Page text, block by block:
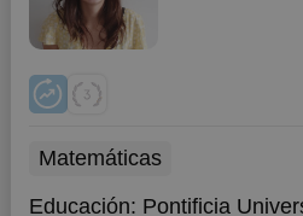
Matemáticas
Educación: Pontificia